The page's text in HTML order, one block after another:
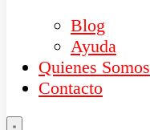
Blog
Ayuda
Quienes Somos
Contacto